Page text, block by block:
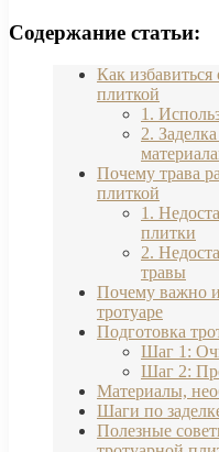
Содержание статьи:
Как
плиткой
1.
2.
Почему трава
плиткой
1.
плитки
2.
травы
Почему важно
тротуаре
Подготовка
Шаг 1:
Шаг 2:
Материалы,
Шаги по
Полезные